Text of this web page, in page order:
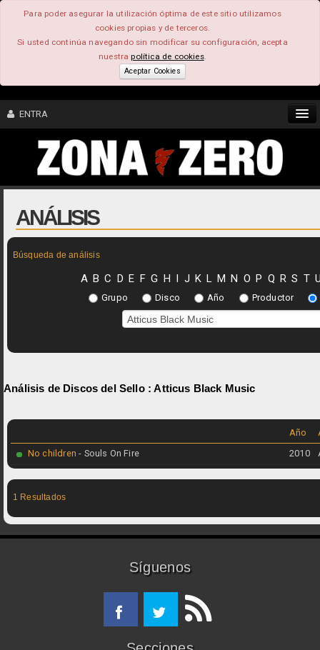
Para poder asegurar la utilización óptima de este sitio utilizamos
cookies propias y de terceros.
Si usted continúa navegando sin modificar su configuración, acepta
nuestrapolítica de cookies.
Aceptar Cookies
ENTRA
CONTENIDO
COMUNIDAD
FEEEDBACK
ANÁLISIS
Búsqueda de análisis
A B C D E F G H I J K L M N O P Q R S T
Grupo Disco Año Productor
Análisis de Discos del Sello :Atticus Black Music
Año
No children - Souls On Fire 2010
1 Resultados
Síguenos